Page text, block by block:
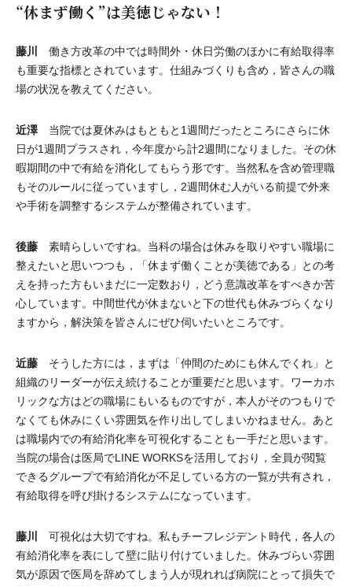
“休まず働く”は美徳じゃない！
藤川
働き方改革の中では時間外・休日労働のほかに有給取得率
も重要な指標とされています。仕組みづくりも含め，皆さんの職
場の状況を教えてください。
近澤当院では夏休みはもともと1週間だったところにさらに休
日が1週間プラスされ，今年度から計2週間になりました。その休
暇期間の中で有給を消化してもらう形です。当然私を含め管理職
もそのルールに従っていますし，2週間休む人がいる前提で外来
や手術を調整するシステムが整備されています。
後藤 素晴らしいですね。当科の場合は休みを取りやすい職場に
整えたいと思いつつも，「休まず働くことが美徳である」との考
えを持った方もいまだに一定数おり，どう意識改革をすべきか苦
心しています。中間世代が休まないと下の世代も休みづらくなり
ますから，解決策を皆さんにぜひ伺いたいところです。
近藤 そうした方には，まずは「仲間のためにも休んでくれ」と
組織のリーダーが伝え続けることが重要だと思います。ワーカホ
リックな方はどの職場にもいるものですが，本人がそのつもりで
なくても休みにくい雰囲気を作り出してしまいかねません。あと
は職場内での有給消化率を可視化することも一手だと思います。
当院の場合は医局でLINE WORKSを活用しており，全員が閲覧
できるグループで有給消化が不足している方の一覧が共有され，
有給取得を呼び掛けるシステムになっています。
藤川
可視化は大切ですね。私もチーフレジデント時代，各人の
有給消化率を表にして壁に貼り付けていました。休みづらい雰囲
気が原因で医局を辞めてしまう人が現れれば病院にとって損失で